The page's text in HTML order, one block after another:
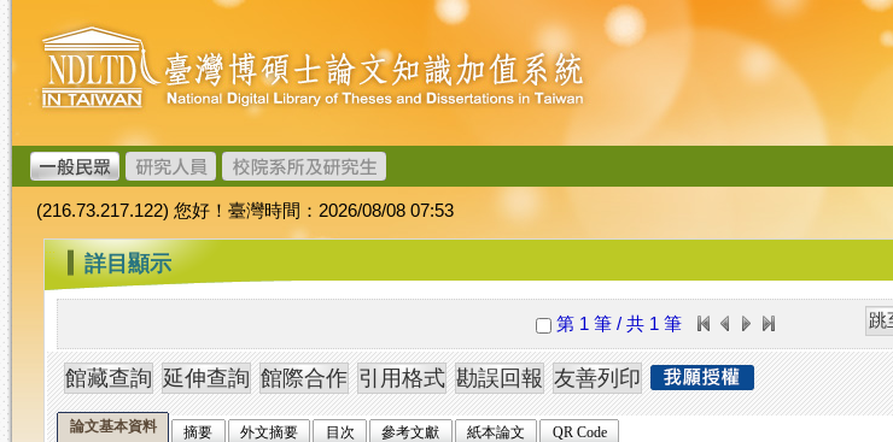
跳
到
主
要
內
容
臺
灣
博
碩
士
論
文
加
值
系
統
(216.73.217.122) 您好！臺灣時間：2026/08/08 07:53
::: 詳目顯示
第 1 筆 / 共 1 筆
論文基本資料 摘要 外文摘要 目次 參考文獻 紙本論文 QR Code